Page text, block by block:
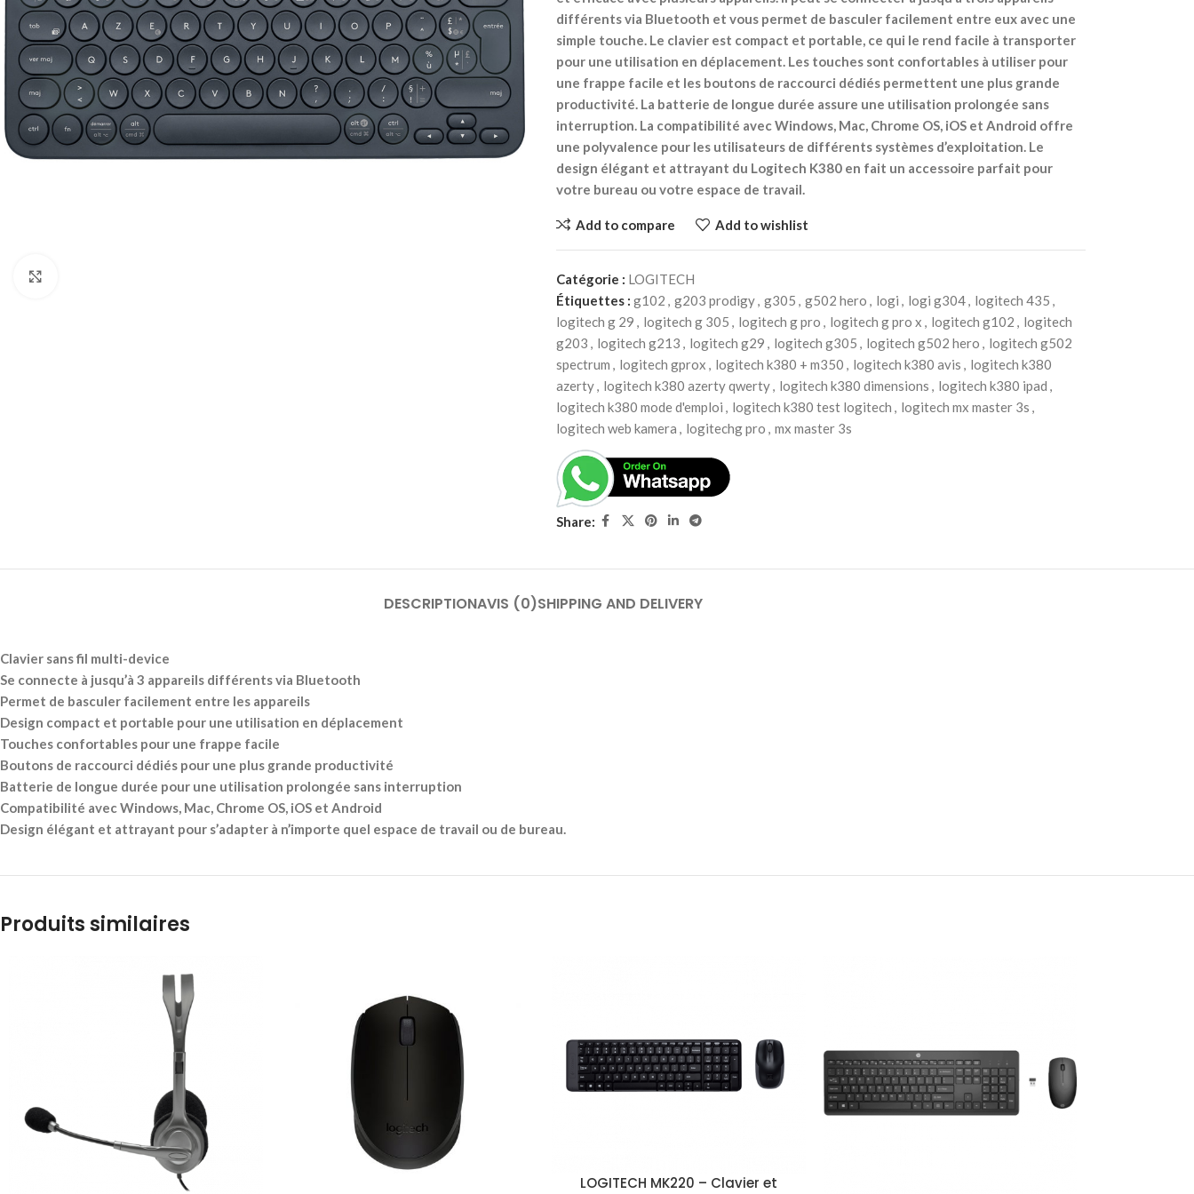
différents via Bluetooth et vous permet de basculer facilement entre eux avec une
simple touche. Le clavier est compact et portable, ce qui le rend facile à transporter
pour une utilisation en déplacement. Les touches sont confortables à utiliser pour
une frappe facile et les boutons de raccourci dédiés permettent une plus grande
productivité. La batterie de longue durée assure une utilisation prolongée sans
interruption. La compatibilité avec Windows, Mac, Chrome OS, iOS et Android offre
une polyvalence pour les utilisateurs de différents systèmes d’exploitation. Le
design élégant et attrayant du Logitech K380 en fait un accessoire parfait pour
votre bureau ou votre espace de travail.
Add to compare Add to wishlist
Catégorie : LOGITECH
Étiquettes : g102 , g203 prodigy, g305 , g502 hero , logi , logi g304, logitech 435 ,
logitech g 29 , logitech g 305 , logitech g pro , logitech g pro x , logitech g102 , logitech
g203 , logitech g213 , logitech g29 , logitech g305 , logitech g502 hero , logitech g502
spectrum , logitech gprox , logitech k380 + m350 , logitech k380 avis , logitech k380
azerty, logitech k380 azerty qwerty, logitech k380 dimensions , logitech k380 ipad ,
logitech k380 mode d'emploi , logitech k380 test logitech , logitech mx master 3s ,
logitech web kamera , logitechg pro , mx master 3s
Share:
DESCRIPTIONAVIS (0)SHIPPING AND DELIVERY
Clavier sans fil multi-device
Se connecte à jusqu’à 3 appareils différents via Bluetooth
Permet de basculer facilement entre les appareils
Design compact et portable pour une utilisation en déplacement
Touches confortables pour une frappe facile
Boutons de raccourci dédiés pour une plus grande productivité
Batterie de longue durée pour une utilisation prolongée sans interruption
Compatibilité avec Windows, Mac, Chrome OS, iOS et Android
Design élégant et attrayant pour s’adapter à n’importe quel espace de travail ou de bureau.
Produits similaires
LOGITECH MK220 – Clavier et